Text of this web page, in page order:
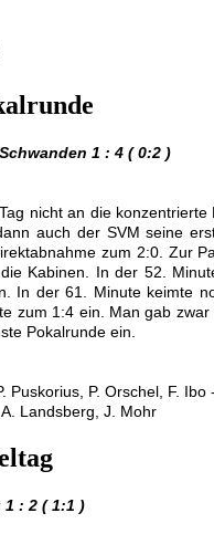
1 : 4 ( 0:2 )
nicht an die
auch der SVM seine
zum 2:0. Zur
Kabinen. In der 52.
In der 61. Minute keimte
zum 1:4 ein. Man gab
Pokalrunde ein.
Puskorius, P. Orschel, F.
Landsberg, J. Mohr
1 : 2 ( 1:1 )